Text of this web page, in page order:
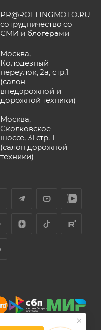
PR@ROLLINGMOTO.RU
сотрудничество со
СМИ и блогерами
Москва,
Колодезный
переулок, 2а, стр.1
(салон
внедорожной и
дорожной техники)
Москва,
Сколковское
шоссе, 31 стр. 1
(салон дорожной
техники)